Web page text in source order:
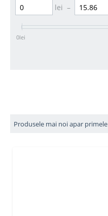
lei –
0lei
Produsele mai noi apar primele